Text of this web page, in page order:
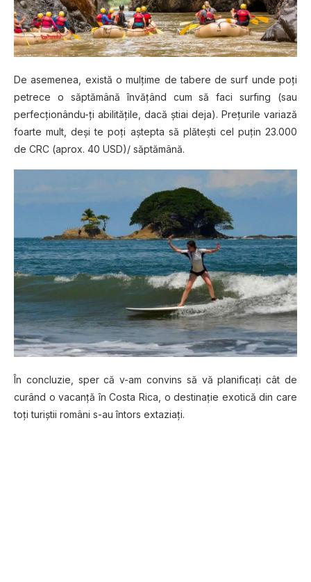
De asemenea, există o mulţime de tabere de surf unde poţi
petrece o săptămână învăţând cum să faci surfing (sau
perfecţionându-ţi abilităţile, dacă ştiai deja). Preţurile variază
foarte mult, deşi te poţi aştepta să plăteşti cel puţin 23.000
de CRC (aprox. 40 USD)/ săptămână.
În concluzie, sper că v-am convins să vă planificaţi cât de
curând o vacanţă în Costa Rica, o destinaţie exotică din care
toţi turiştii români s-au întors extaziaţi.